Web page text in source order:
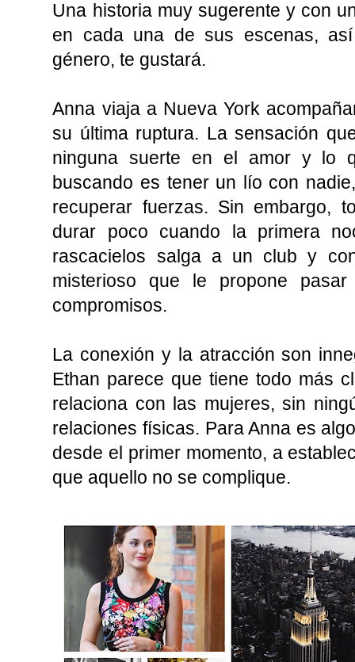
Una historia muy sugerente y con
en cada una de sus escenas,
género, te gustará.
Anna viaja a Nueva York
su última ruptura. La sensación
ninguna suerte en el amor y lo
buscando es tener un lío con
recuperar fuerzas. Sin embargo,
durar poco cuando la primera
rascacielos salga a un club y
misterioso que le propone
compromisos.
La conexión y la atracción son
Ethan parece que tiene todo más
relaciona con las mujeres, sin
relaciones físicas. Para Anna es
desde el primer momento, a
que aquello no se complique.